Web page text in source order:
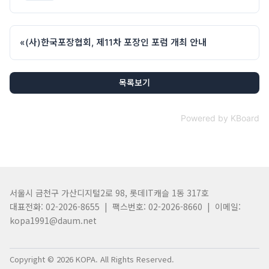
«(사)한국포장협회, 제11차 포장인 포럼 개최 안내
목록보기
Powered by KBoard
서울시 금천구 가산디지털2로 98, 롯데IT캐슬 1동 317호
대표전화: 02-2026-8655 | 팩스번호: 02-2026-8660 | 이메일:
kopa1991@daum.net
Copyright © 2026 KOPA. All Rights Reserved.